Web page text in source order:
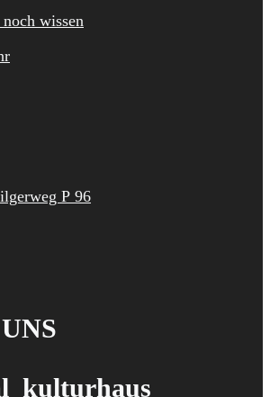
wissen
P 96